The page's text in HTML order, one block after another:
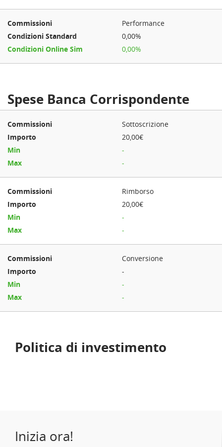
Performance
0,00%
0,00%
Spese Banca Corrispondente
Sottoscrizione
20,00€
-
-
Rimborso
20,00€
-
-
Conversione
-
-
-
Politica di investimento
Inizia ora!